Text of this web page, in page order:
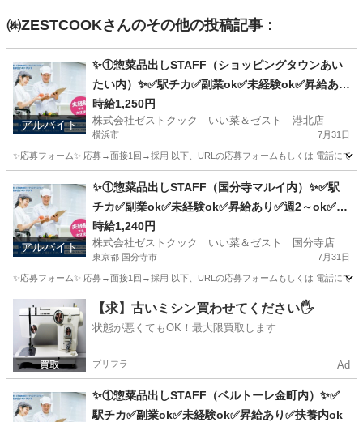
㈱ZESTCOOKさんのその他の投稿記事：
アルバイト
✨①惣菜品出しSTAFF（ショッピングタウンあい
たい内）✨✅駅チカ✅副業ok✅未経験ok✅昇給あり
✅週1～ok✅扶養内ok
時給1,250円
株式会社ゼストクック いい菜＆ゼスト 港北店
横浜市 7月31日
✨応募フォーム✨ 応募→面接1回→採用 以下、URLの応募フォームもしくは 電話にて
キッチン
アルバイト
✨①惣菜品出しSTAFF（国分寺マルイ内）✨✅駅
チカ✅副業ok✅未経験ok✅昇給あり✅週2～ok✅扶
養内ok
時給1,240円
株式会社ゼストクック いい菜＆ゼスト 国分寺店
東京都 国分寺市 7月31日
✨応募フォーム✨ 応募→面接1回→採用 以下、URLの応募フォームもしくは 電話にて
東京 国分寺市 キッチン スタッフ
【求】古いミシン買わせてください🖐️
状態が悪くてもOK！最大限買取します
プリフラ Ad
✨①惣菜品出しSTAFF（ベルトーレ金町内）✨✅
駅チカ✅副業ok✅未経験ok✅昇給あり✅扶養内ok